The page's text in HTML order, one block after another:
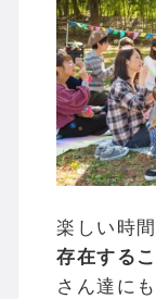
楽しい時
存在する
さん達に